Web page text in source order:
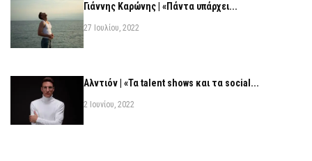
Γιάννης Καρώνης | «Πάντα υπάρχει...
27 Ιουλίου, 2022
Αλντιόν | «Τα talent shows και τα social...
2 Ιουνίου, 2022